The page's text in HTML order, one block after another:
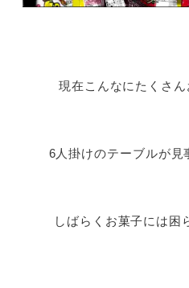
現在こんなにたくさん
6人掛けのテーブルが見
しばらくお菓子には困